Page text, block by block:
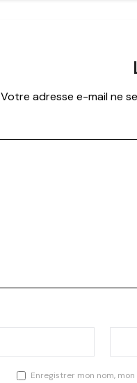
Votre adresse e-mail ne
Enregistrer mon nom,